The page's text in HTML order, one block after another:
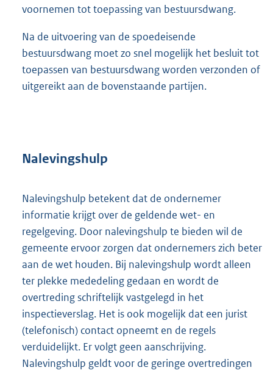
voornemen tot toepassing van bestuursdwang.
Na de uitvoering van de spoedeisende
bestuursdwang moet zo snel mogelijk het besluit tot
toepassen van bestuursdwang worden verzonden of
uitgereikt aan de bovenstaande partijen.
Nalevingshulp
Nalevingshulp betekent dat de ondernemer
informatie krijgt over de geldende wet- en
regelgeving. Door nalevingshulp te bieden wil de
gemeente ervoor zorgen dat ondernemers zich beter
aan de wet houden. Bij nalevingshulp wordt alleen
ter plekke mededeling gedaan en wordt de
overtreding schriftelijk vastgelegd in het
inspectieverslag. Het is ook mogelijk dat een jurist
(telefonisch) contact opneemt en de regels
verduidelijkt. Er volgt geen aanschrijving.
Nalevingshulp geldt voor de geringe overtredingen